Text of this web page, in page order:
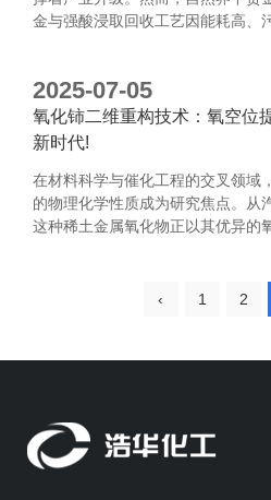
金与强酸浸取回收工艺因能耗高、
2025-07-05
氧化铈二维重构技术：氧空位
新时代!
在材料科学与催化工程的交叉领域
的物理化学性质成为研究焦点。从
这种稀土金属氧化物正以其优异的
‹ 1 2